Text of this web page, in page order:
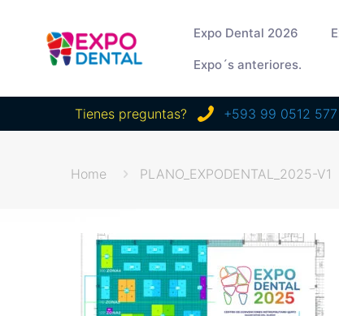
Expo Dental 2026
Expo´s anteriores.
Tienes preguntas? +593 99 0512 577
Home PLANO_EXPODENTAL_2025-V1